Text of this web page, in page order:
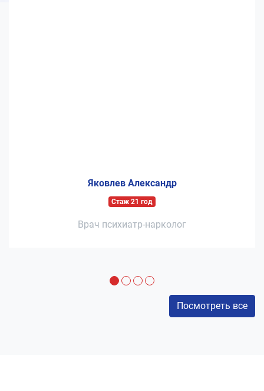
Яковлев Александр
Стаж 21 год
Врач психиатр-нарколог
Посмотреть все